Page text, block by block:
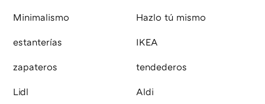
Minimalismo Hazlo tú mismo
estanterías IKEA
zapateros tendederos
Lidl Aldi